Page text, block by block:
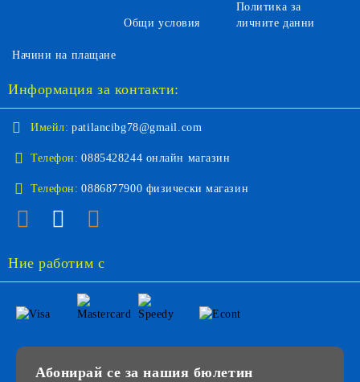
Общи условия
Политика за
личните данни
Начини на плащане
Информация за контакти:
Имейл: patilancibg78@gmail.com
Телефон: 0885428244 онлайн магазин
Телефон: 0886877900 физически магазин
Ние работим с
Абонирай се за нашия бюлетин